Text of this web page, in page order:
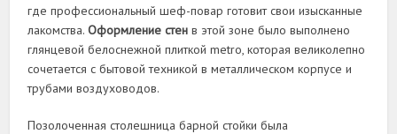
где профессиональный шеф-повар готовит свои изысканные
лакомства.Оформление стен в этой зоне было выполнено
глянцевой белоснежной плиткой metro, которая великолепно
сочетается с бытовой техникой в металлическом корпусе и
трубами воздуховодов.
Позолоченная столешница барной стойки была